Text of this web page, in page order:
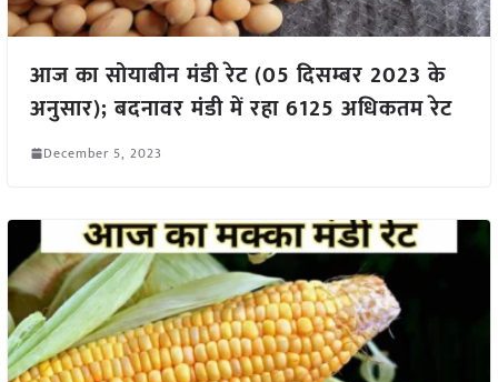
आज का सोयाबीन मंडी रेट (05 दिसम्बर 2023 के
अनुसार); बदनावर मंडी में रहा 6125 अधिकतम रेट
December 5, 2023